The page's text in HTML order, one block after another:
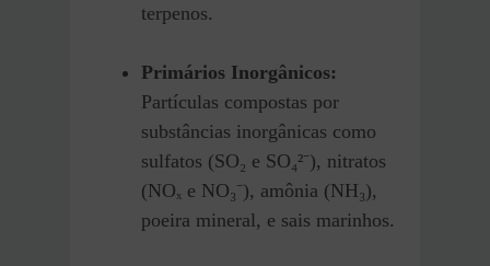
terpenos.
Primários Inorgânicos:
Partículas compostas por
substâncias inorgânicas como
sulfatos (SO₂ e SO₄²⁻), nitratos
(NOₓ e NO₃⁻), amônia (NH₃),
poeira mineral, e sais marinhos.